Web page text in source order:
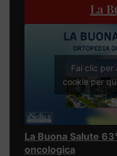
La
Fai clic per
cookie per
La Buona Salute
oncologica